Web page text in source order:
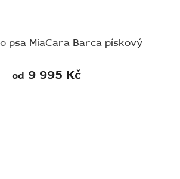
psa MiaCara Barca pískový
od 9 995 Kč